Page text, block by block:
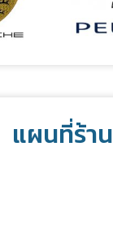
แผนที่ร้าน